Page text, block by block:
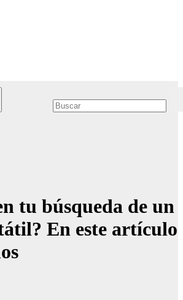
tu búsqueda de un
En este artículo